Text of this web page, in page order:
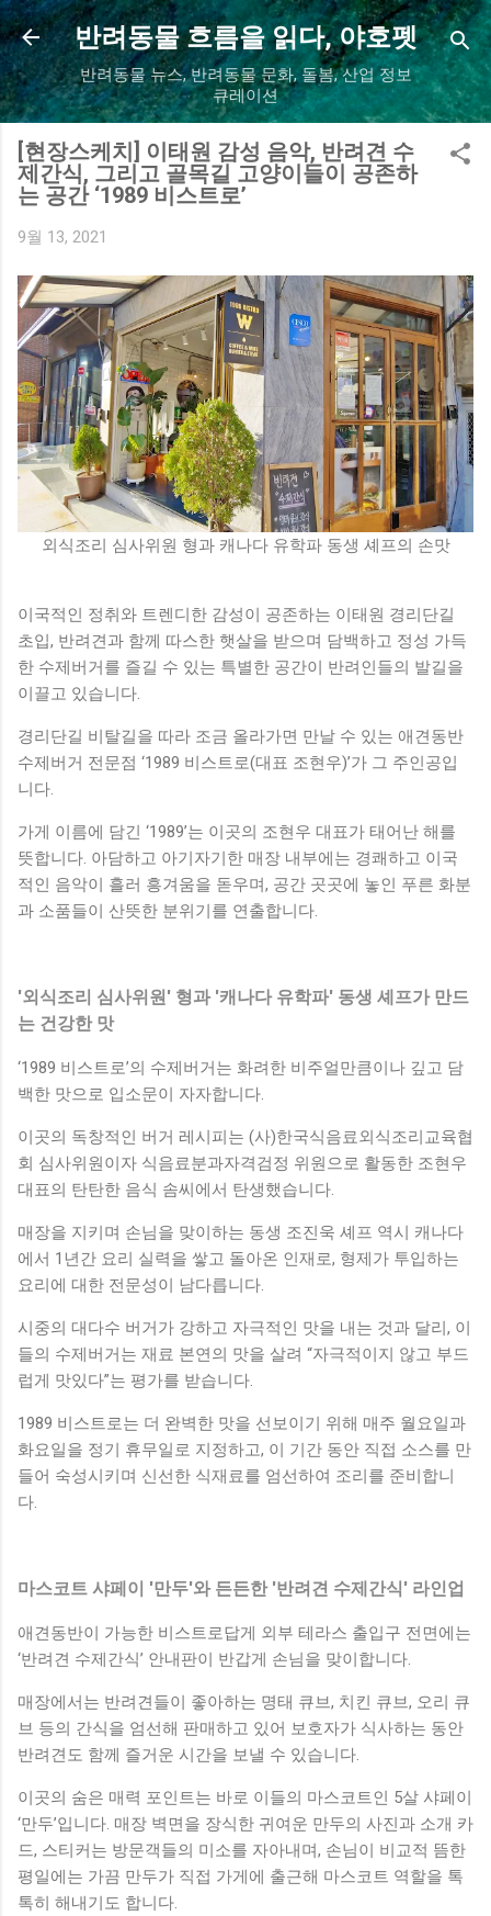
기본 콘텐츠로 건너뛰기
반려동물 흐름을 읽다, 야호펫
반려동물 뉴스, 반려동물 문화, 돌봄, 산업 정보
큐레이션
[현장스케치] 이태원 감성 음악, 반려견 수
제간식, 그리고 골목길 고양이들이 공존하
는 공간 ‘1989 비스트로’
9월 13, 2021
외식조리 심사위원 형과 캐나다 유학파 동생 셰프의 손맛
이국적인 정취와 트렌디한 감성이 공존하는 이태원 경리단길
초입, 반려견과 함께 따스한 햇살을 받으며 담백하고 정성 가득
한 수제버거를 즐길 수 있는 특별한 공간이 반려인들의 발길을
이끌고 있습니다.
경리단길 비탈길을 따라 조금 올라가면 만날 수 있는 애견동반
수제버거 전문점 ‘1989 비스트로(대표 조현우)’가 그 주인공입
니다.
가게 이름에 담긴 ‘1989’는 이곳의 조현우 대표가 태어난 해를
뜻합니다. 아담하고 아기자기한 매장 내부에는 경쾌하고 이국
적인 음악이 흘러 흥겨움을 돋우며, 공간 곳곳에 놓인 푸른 화분
과 소품들이 산뜻한 분위기를 연출합니다.
'외식조리 심사위원' 형과 '캐나다 유학파' 동생 셰프가 만드
는 건강한 맛
‘1989 비스트로’의 수제버거는 화려한 비주얼만큼이나 깊고 담
백한 맛으로 입소문이 자자합니다.
이곳의 독창적인 버거 레시피는 (사)한국식음료외식조리교육협
회 심사위원이자 식음료분과자격검정 위원으로 활동한 조현우
대표의 탄탄한 음식 솜씨에서 탄생했습니다.
매장을 지키며 손님을 맞이하는 동생 조진욱 셰프 역시 캐나다
에서 1년간 요리 실력을 쌓고 돌아온 인재로, 형제가 투입하는
요리에 대한 전문성이 남다릅니다.
시중의 대다수 버거가 강하고 자극적인 맛을 내는 것과 달리, 이
들의 수제버거는 재료 본연의 맛을 살려 “자극적이지 않고 부드
럽게 맛있다”는 평가를 받습니다.
1989 비스트로는 더 완벽한 맛을 선보이기 위해 매주 월요일과
화요일을 정기 휴무일로 지정하고, 이 기간 동안 직접 소스를 만
들어 숙성시키며 신선한 식재료를 엄선하여 조리를 준비합니
다.
마스코트 샤페이 '만두'와 든든한 '반려견 수제간식' 라인업
애견동반이 가능한 비스트로답게 외부 테라스 출입구 전면에는
‘반려견 수제간식’ 안내판이 반갑게 손님을 맞이합니다.
매장에서는 반려견들이 좋아하는 명태 큐브, 치킨 큐브, 오리 큐
브 등의 간식을 엄선해 판매하고 있어 보호자가 식사하는 동안
반려견도 함께 즐거운 시간을 보낼 수 있습니다.
이곳의 숨은 매력 포인트는 바로 이들의 마스코트인 5살 샤페이
‘만두’입니다. 매장 벽면을 장식한 귀여운 만두의 사진과 소개 카
드, 스티커는 방문객들의 미소를 자아내며, 손님이 비교적 뜸한
평일에는 가끔 만두가 직접 가게에 출근해 마스코트 역할을 톡
톡히 해내기도 합니다.